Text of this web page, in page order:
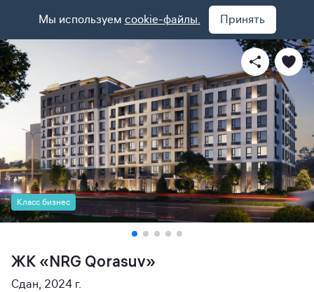
Мы используем cookie-файлы. Принять
Класс бизнес
ЖК «NRG Qorasuv»
Сдан, 2024 г.